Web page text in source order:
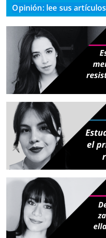
Opinión: lee sus artículos